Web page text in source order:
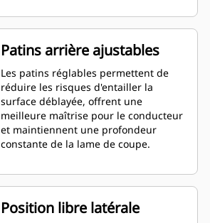
Patins arrière ajustables
Les patins réglables permettent de
réduire les risques d'entailler la
surface déblayée, offrent une
meilleure maîtrise pour le conducteur
et maintiennent une profondeur
constante de la lame de coupe.
Position libre latérale